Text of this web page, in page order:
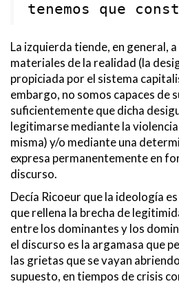
tenemos que
La izquierda tiende, en general,
materiales de la realidad (la
propiciada por el sistema
embargo, no somos capaces de
suficientemente que dicha
legitimarse mediante la violencia
misma) y/o mediante una
expresa permanentemente en
discurso.
Decía Ricoeur que la ideología
que rellena la brecha de
entre los dominantes y los
el discurso es la argamasa que
las grietas que se vayan
supuesto, en tiempos de crisis